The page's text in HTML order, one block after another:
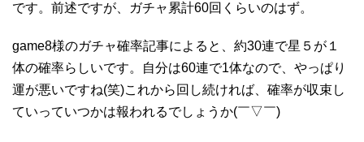
です。前述ですが、ガチャ累計60回くらいのはず。
game8様のガチャ確率記事によると、約30連で星５が１
体の確率らしいです。自分は60連で1体なので、やっぱり
運が悪いですね(笑)これから回し続ければ、確率が収束し
ていっていつかは報われるでしょうか(￣▽￣)